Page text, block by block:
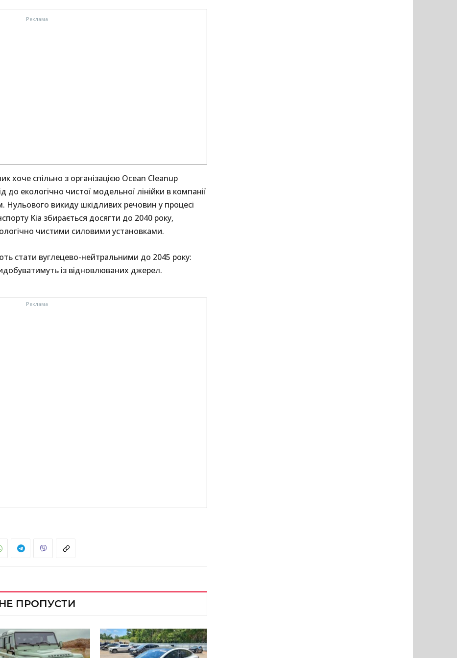
хоче спільно з організацією Ocean Cleanup
до екологічно чистої модельної лінійки в компанії
Нульового викиду шкідливих речовин у процесі
Kia збирається досягти до 2040 року,
чистими силовими установками.
стати вуглецево-нейтральними до 2045 року:
із відновлюваних джерел.
НЕ ПРОПУСТИ